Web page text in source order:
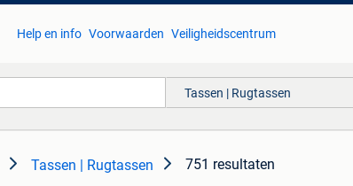
Help en info Voorwaarden Veiligheidscentrum
Tassen | Rugtassen
Tassen | Rugtassen 751 resultaten